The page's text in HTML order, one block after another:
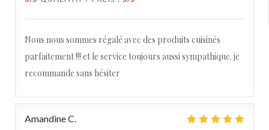
Nous nous sommes régalé avec des produits cuisinés
parfaitement !!! et le service toujours aussi sympathique. je
recommande sans hésiter
AmandineC